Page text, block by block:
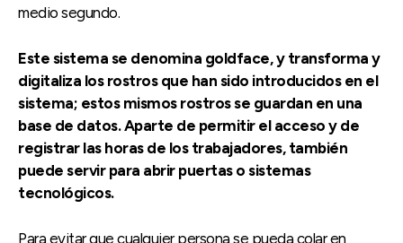
medio segundo.
Este sistema se denomina goldface, y transforma y
digitaliza los rostros que han sido introducidos en el
sistema; estos mismos rostros se guardan en una
base de datos. Aparte de permitir el acceso y de
registrar las horas de los trabajadores, también
puede servir para abrir puertas o sistemas
tecnológicos.
Para evitar que cualquier persona se pueda colar en